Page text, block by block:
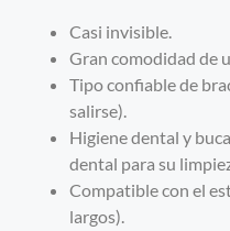
Casi invisible.
Gran comodidad de
Tipo confiable de
salirse).
Higiene dental y
dental para su
Compatible con el
largos).